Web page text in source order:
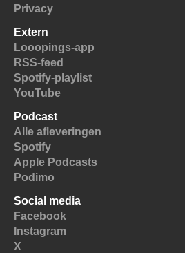
Privacy
Extern
Looopings-app
RSS-feed
Spotify-playlist
YouTube
Podcast
Alle afleveringen
Spotify
Apple Podcasts
Podimo
Social media
Facebook
Instagram
X